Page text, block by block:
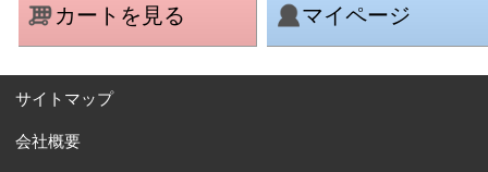
カートを見る マイページ
サイトマップ
会社概要